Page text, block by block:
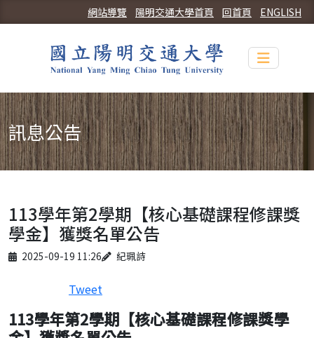
ENGLISH
回首頁
陽明交通大學首頁
網站導覽
Toggle
訊息公告
113學年第2學期【核心基礎課程修課獎
學金】獲獎名單公告
Published on
2025-09-19 11:26
Author 紀珮詩
Tweet
113學年第2學期【核心基礎課程修課獎學